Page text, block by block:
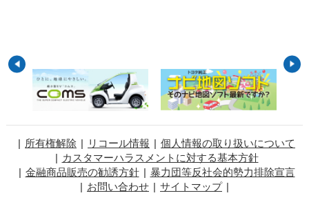
所有権解除 リコール情報
個人情報の取り扱いについて
カスタマーハラスメントに対する基本方針
金融商品販売の勧誘方針
暴力団等反社会的勢力排除宣言
お問い合わせ
サイトマップ